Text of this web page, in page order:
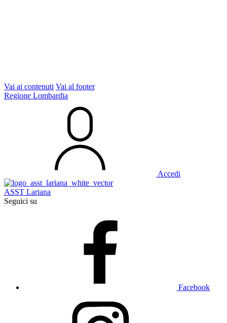
Vai ai contenuti Vai al footer
Regione Lombardia
Accedi
ASST Lariana
Seguici su
Facebook